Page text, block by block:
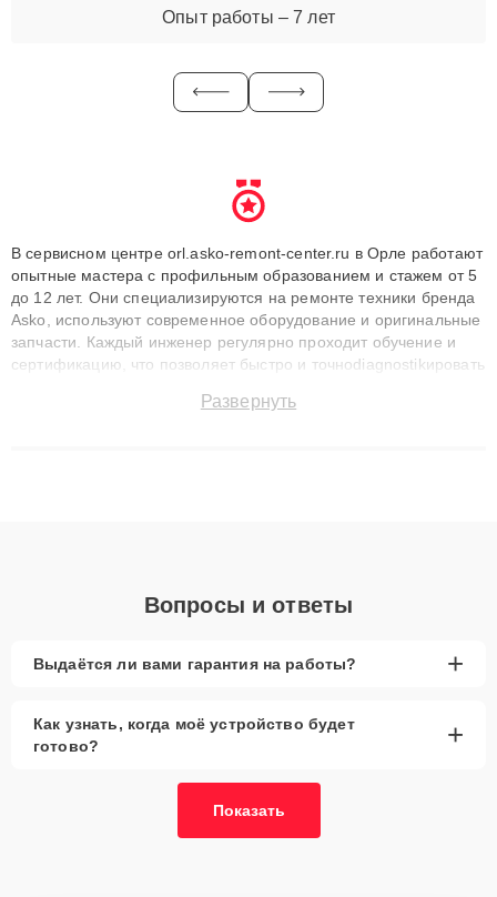
Опыт работы – 7 лет
В сервисном центре orl.asko-remont-center.ru в Орле работают
опытные мастера с профильным образованием и стажем от 5
до 12 лет. Они специализируются на ремонте техники бренда
Asko, используют современное оборудование и оригинальные
запчасти. Каждый инженер регулярно проходит обучение и
сертификацию, что позволяет быстро и точноdiagnostikировать
до 3 лет. Наши мастера решают сложные случаи: от замены
Развернуть
Вопросы и ответы
Выдаётся ли вами гарантия на работы? +
Как узнать, когда моё устройство будет
готово?
+
Показать